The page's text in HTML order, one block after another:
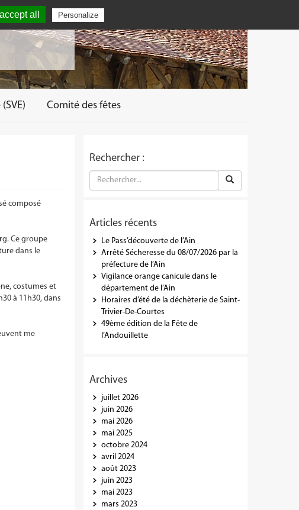
Comité des fêtes
composé
Ce groupe
dans le
costumes et
à 11h30, dans
me
Rechercher :
Articles récents
Le Pass’découverte de l’Ain
Arrêté Sécheresse du 08/07/2026 par la
préfecture de l’Ain
Vigilance orange canicule dans le
département de l’Ain
Horaires d’été de la déchèterie de Saint-
Trivier-De-Courtes
49ème édition de la Fête de
l’Andouillette
Archives
juillet 2026
juin 2026
mai 2026
mai 2025
octobre 2024
avril 2024
août 2023
juin 2023
mai 2023
mars 2023
all Personalize